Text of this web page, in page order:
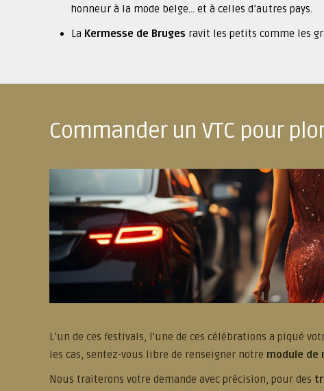
honneur à la mode belge… et à celles d’autres pays.
La Kermesse de Bruges ravit les petits comme les
Commander un VTC pour
L’un de ces festivals, l'une de ces célébrations a piqué
les cas, sentez-vous libre de renseigner notre module de
Nous traiterons votre demande avec précision, pour des